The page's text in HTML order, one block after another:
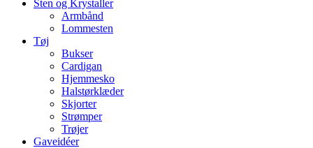
Sten og Krystaller
Armbånd
Lommesten
Tøj
Bukser
Cardigan
Hjemmesko
Halstørklæder
Skjorter
Strømper
Trøjer
Gaveidéer